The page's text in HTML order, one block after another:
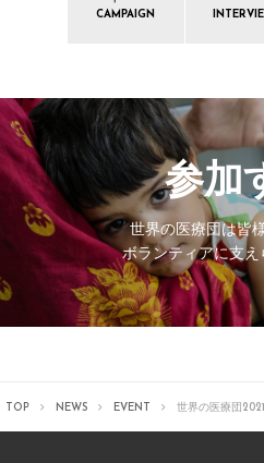
CAMPAIGN
参加
世界の医療団は皆
ボランティアに支
TOP NEWS EVENT 世界の医療団